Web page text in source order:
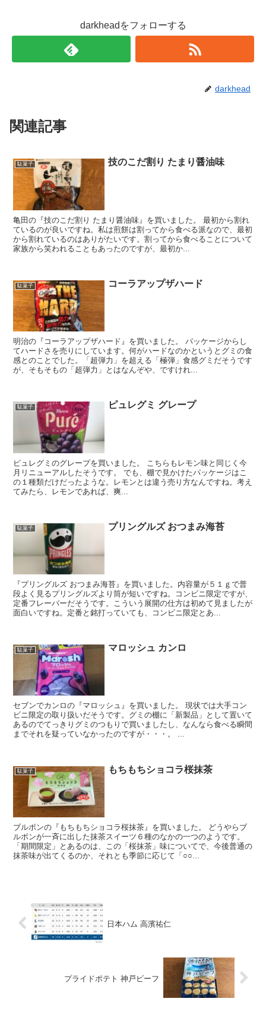
darkheadをフォローする
darkhead
関連記事
駄菓子 技のこだ割り たまり醤油味
亀田の『技のこだ割り たまり醤油味』を買いました。 最初から割れ
ているのが良いですね。私は煎餅は割ってから食べる派なので、最初
から割れているのはありがたいです。割ってから食べることについて
家族から笑われることもあったのですが、最初か...
駄菓子 コーラアップザハード
明治の『コーラアップザハード』を買いました。 パッケージからし
てハードさを売りにしています。何がハードなのかというとグミの食
感とのことでした。「超弾力」を超える「極弾」食感グミだそうです
が、そもそもの「超弾力」とはなんぞや、ですけれ...
駄菓子 ピュレグミ グレープ
ピュレグミのグレープを買いました。 こちらもレモン味と同じく今
月リニューアルしたそうです。 でも、棚で見かけたパッケージはこ
の１種類だけだったような。レモンとは違う売り方なんですね。考え
てみたら、レモンであれば、爽...
駄菓子 プリングルズ おつまみ海苔
『プリングルズ おつまみ海苔』を買いました。内容量が５１ｇで普
段よく見るプリングルズより筒が短いですね。コンビニ限定ですが、
定番フレーバーだそうです。こういう展開の仕方は初めて見ましたが
面白いですね。定番と銘打っていても、コンビニ限定とあ...
駄菓子 マロッシュ カンロ
セブンでカンロの『マロッシュ』を買いました。 現状では大手コン
ビニ限定の取り扱いだそうです。グミの棚に「新製品」として置いて
あるのでてっきりグミのつもりで買いましたし、なんなら食べる瞬間
までそれを疑っていなかったのですが・・・。 ...
駄菓子 もちもちショコラ桜抹茶
ブルボンの『もちもちショコラ桜抹茶』を買いました。 どうやらブ
ルボンが一斉に出した抹茶スイーツ６種のなかの一つのようです。
「期間限定」とあるのは、この「桜抹茶」味についてで、今後普通の
抹茶味が出てくるのか、それとも季節に応じて「○○...
日本ハム 高濱祐仁
プライドポテト 神戸ビーフ